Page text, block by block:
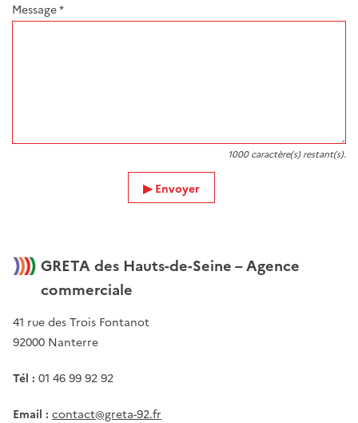
Message*
1000caractère(s) restant(s).
Envoyer
GRETA des Hauts-de-Seine – Agence
commerciale
41 rue des Trois Fontanot
92000 Nanterre
Tél : 01 46 99 92 92
Email : contact@greta-92.fr